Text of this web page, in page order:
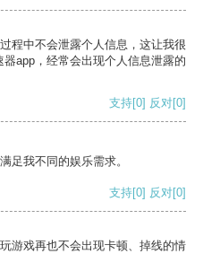
程中不会泄露个人信息，这让我很
app，经常会出现个人信息泄露的
支持[0] 反对[0]
足我不同的娱乐需求。
支持[0] 反对[0]
游戏再也不会出现卡顿、掉线的情